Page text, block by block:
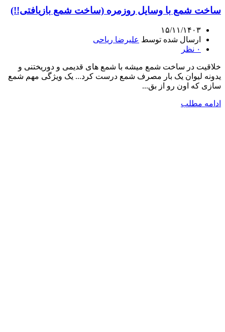
ساخت شمع با وسایل روزمره (ساخت شمع بازیافتی!!)
۱۵/۱۱/۱۴۰۳
ارسال شده توسط علیرضا ریاحی
۰ نظر
خلاقیت در ساخت شمع میشه با شمع های قدیمی و دوریختنی و
یدونه لیوان یک بار مصرف شمع درست کرد... یک ویژگی مهم شمع
سازی که اون رو از بق...
ادامه مطلب